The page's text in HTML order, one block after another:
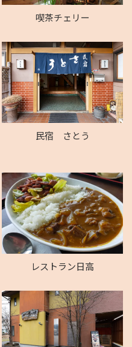
喫茶チェリー
民宿 さとう
レストラン日高